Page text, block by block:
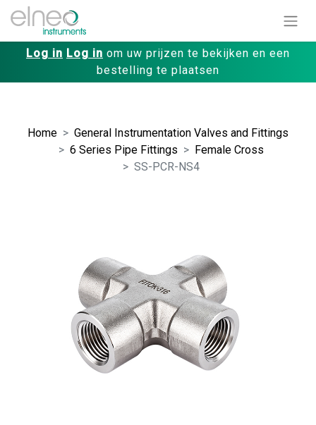
Log in Log in om uw prijzen te bekijken en een
bestelling te plaatsen
Home
General Instrumentation Valves and Fittings
6 Series Pipe Fittings
Female Cross
SS-PCR-NS4